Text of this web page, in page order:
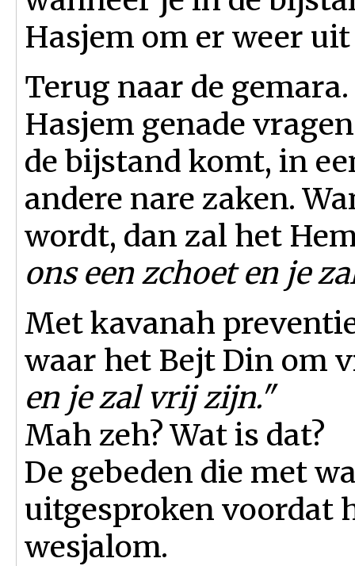
Hasjem om er weer
Terug naar de
Hasjem genade
de bijstand komt, in
andere nare zaken.
wordt, dan zal het
ons een zchoet en je
Met kavanah
waar het Bejt Din om
en je zal vrij zijn."
Mah zeh? Wat is dat?
De gebeden die met
uitgesproken voordat
wesjalom.